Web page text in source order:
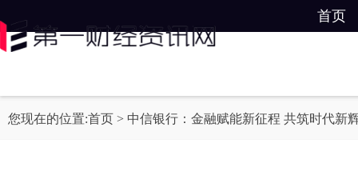
首页
您现在的位置:首页 > 中信银行：金融赋能新征程 共筑时代新